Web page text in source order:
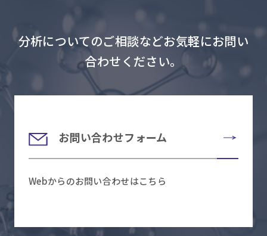
分析についてのご相談などお気軽にお問い
合わせください。
お問い合わせフォーム
Webからのお問い合わせはこちら